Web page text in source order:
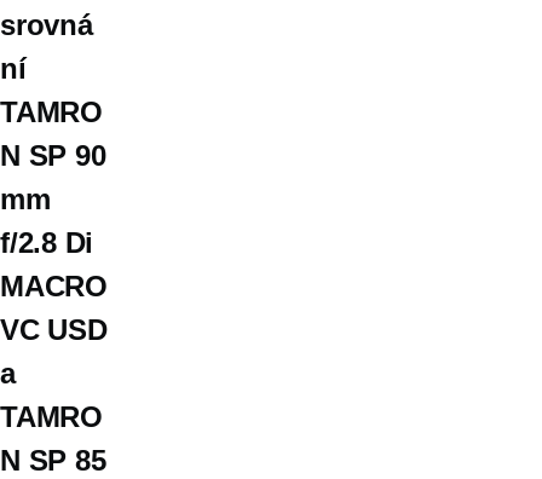
srovná
ní
TAMRO
N SP 90
mm
f/2.8 Di
MACRO
VC USD
a
TAMRO
N SP 85